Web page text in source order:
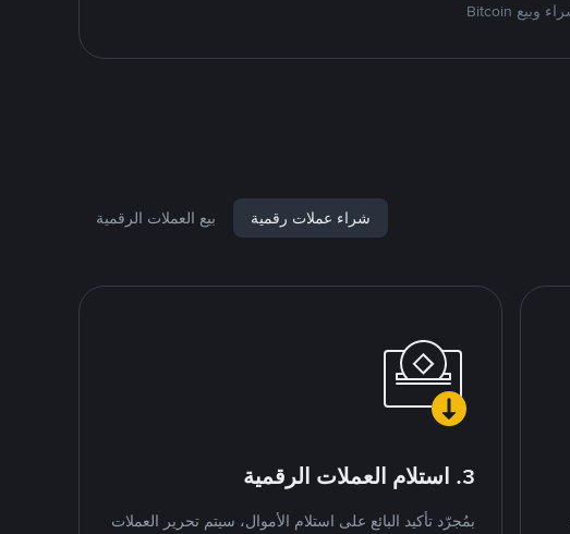
شراء عملات رقمية بيع العملات الرقمية
3. استلام العملات الرقمية
بمُجرّد تأكيد البائع على استلام الأموال، سيتم تحرير العملات